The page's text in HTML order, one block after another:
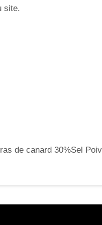
de canard 30%Sel
site.